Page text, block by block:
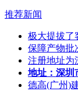
推荐新闻
极大提拔了
保障产物批
注册地址为
地址：深圳
德高(广州)